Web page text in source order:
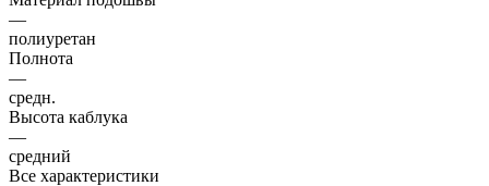
—
полиуретан
Полнота
—
средн.
Высота каблука
—
средний
Все характеристики